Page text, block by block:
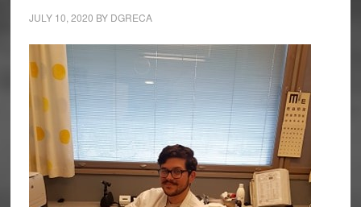
JULY 10, 2020 BY DGRECA